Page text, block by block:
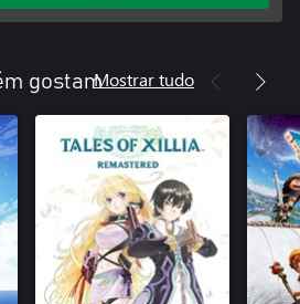
gostamMostrar tudo